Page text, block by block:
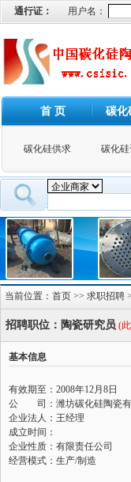
通行证： 用户名：
首 页 碳化
碳化硅供求 碳化
当前位置： 首页 >> 求职招聘
招聘职位：陶瓷研究员 (
基本信息
有效期至：2008年12月8日
公 司：潍坊碳化硅陶瓷有
企业法人：王经理
成立时间：
企业性质：有限责任公司
经营模式：生产/制造